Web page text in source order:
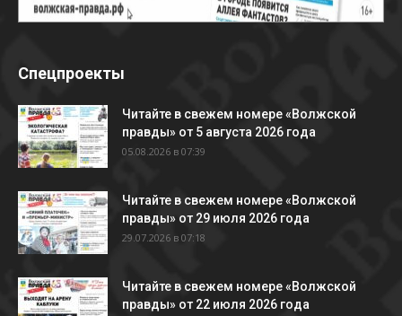
Спецпроекты
Читайте в свежем номере «Волжской
правды» от 5 августа 2026 года
05.08.2026 в 07:39
Читайте в свежем номере «Волжской
правды» от 29 июля 2026 года
29.07.2026 в 07:18
Читайте в свежем номере «Волжской
правды» от 22 июля 2026 года